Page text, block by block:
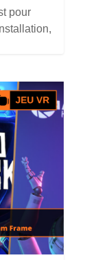
pour